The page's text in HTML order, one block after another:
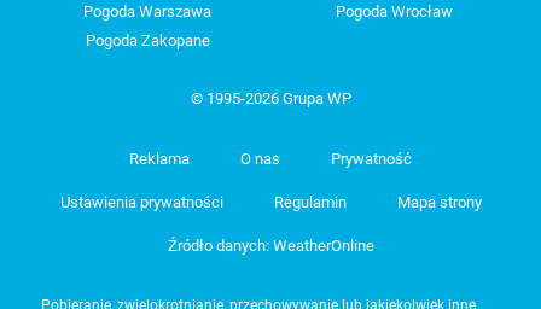
Pogoda Warszawa
Pogoda Wrocław
Pogoda Zakopane
© 1995-2026 Grupa WP
Reklama O nas Prywatność
Ustawienia prywatności Regulamin Mapa strony
Źródło danych: WeatherOnline
Pobieranie, zwielokrotnianie, przechowywanie lub jakiekolwiek inne